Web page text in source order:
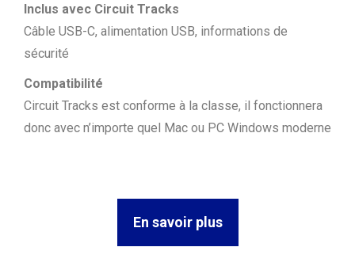
Inclus avec Circuit Tracks
Câble USB-C, alimentation USB, informations de
sécurité
Compatibilité
Circuit Tracks est conforme à la classe, il fonctionnera
donc avec n’importe quel Mac ou PC Windows moderne
En savoir plus